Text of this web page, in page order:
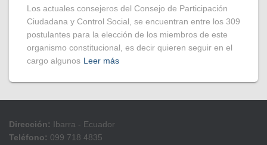
Los actuales consejeros del Consejo de Participación
Ciudadana y Control Social, se encuentran entre los 309
postulantes para la elección de los miembros de este
organismo constitucional, es decir quieren seguir en el
cargo algunos Leer más
Dirección: Ibarra - Ecuador
Teléfono: 099 718 4835